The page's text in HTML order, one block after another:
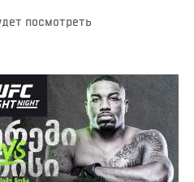
посмотреть